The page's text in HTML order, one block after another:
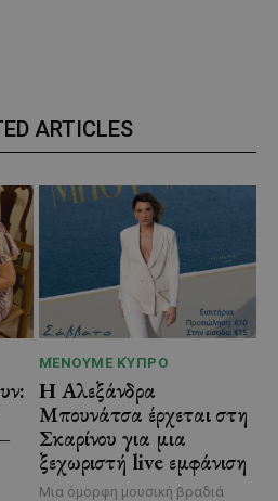
ARTICLES
ΜΈΝΟΥΜΕ ΚΎΠΡΟ
Η Αλεξάνδρα
Μπουνάτσα έρχεται στη
Σκαρίνου για μια
ξεχωριστή live εμφάνιση
Μια όμορφη μουσική βραδιά